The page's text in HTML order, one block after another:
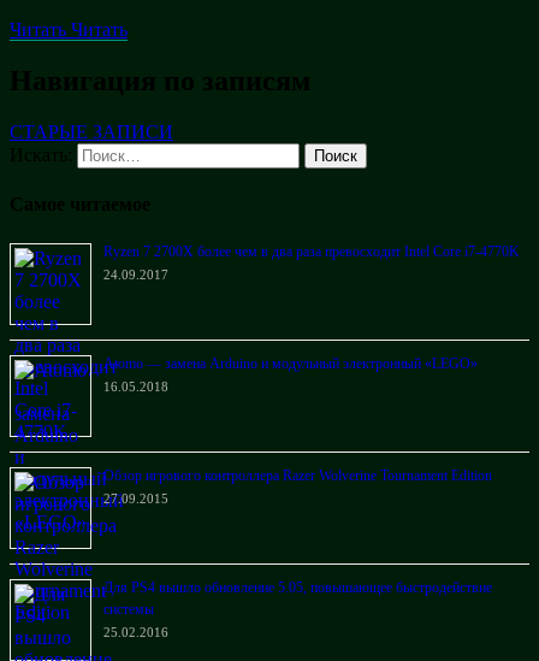
Читать Читать
Навигация по записям
СТАРЫЕ ЗАПИСИ
Искать:
Поиск
Самое читаемое
Ryzen 7 2700X более чем в два раза превосходит Intel Core i7-4770K
24.09.2017
Atomo — замена Arduino и модульный электронный «LEGO»
16.05.2018
Обзор игрового контроллера Razer Wolverine Tournament Edition
27.09.2015
Для PS4 вышло обновление 5.05, повышающее быстродействие
системы
25.02.2016